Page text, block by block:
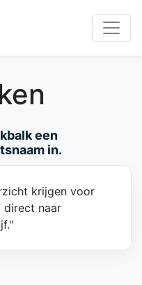
een
in.
krijgen voor
direct naar